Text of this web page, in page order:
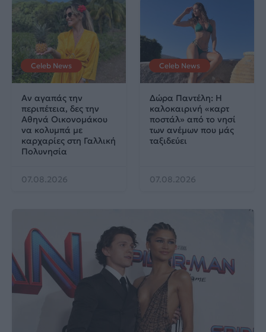
Celeb News
Αν αγαπάς την
περιπέτεια, δες την
Αθηνά Οικονομάκου
να κολυμπά με
καρχαρίες στη Γαλλική
Πολυνησία
07.08.2026
Celeb News
Δώρα Παντέλη: Η
καλοκαιρινή «καρτ
ποστάλ» από το νησί
των ανέμων που μάς
ταξιδεύει
07.08.2026